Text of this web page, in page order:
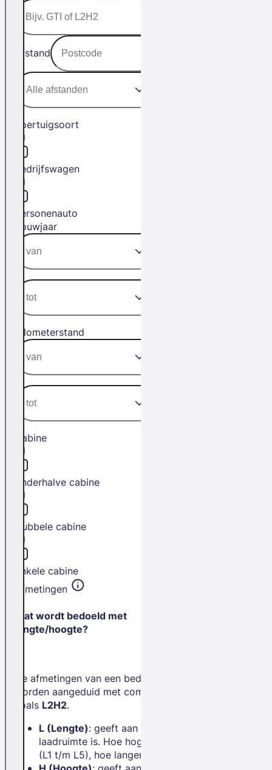
Afstand
Voertuigsoort
Bedrijfswagen
Personenauto
Bouwjaar
Kilometerstand
Cabine
Anderhalve cabine
Dubbele cabine
Enkele cabine
Afmetingen
Wat wordt bedoeld met
lengte/hoogte?
De afmetingen van een bedrijfswagen
worden aangeduid met combinaties
zoals L2H2.
L (Lengte): geeft aan hoe lang de
laadruimte is. Hoe hoger het getal
(L1 t/m L5), hoe langer de bus.